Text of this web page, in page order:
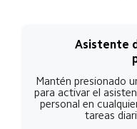
Asistente
Mantén presionado
para activar el
personal en
tareas